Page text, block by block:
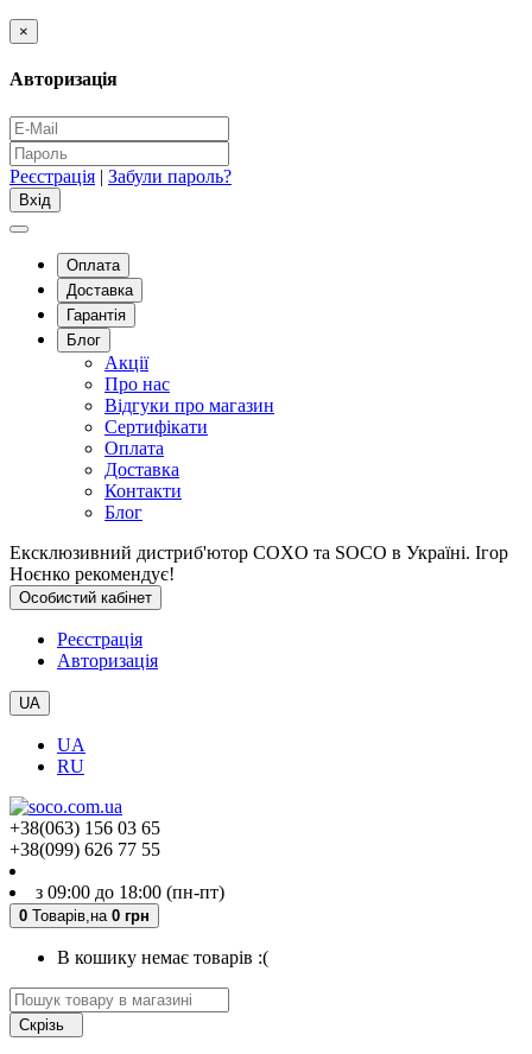
×
Авторизація
Реєстрація | Забули пароль?
Оплата
Доставка
Гарантія
Блог
Акції
Про нас
Відгуки про магазин
Сертифікати
Оплата
Доставка
Контакти
Блог
Ексклюзивний дистриб'ютор COXO та SOCO в Україні. Ігор
Ноєнко рекомендує!
Особистий кабінет
Реєстрація
Авторизація
UA
UA
RU
+38(063) 156 03 65
+38(099) 626 77 55
з 09:00 до 18:00 (пн-пт)
0 Товарів, на 0 грн
В кошику немає товарів :(
Скрізь